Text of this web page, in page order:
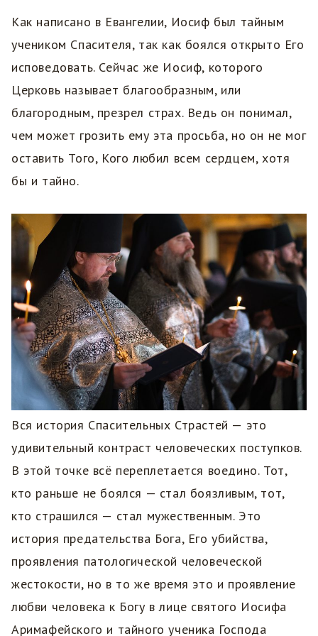
Как написано в Евангелии, Иосиф был тайным
учеником Спасителя, так как боялся открыто Его
исповедовать. Сейчас же Иосиф, которого
Церковь называет благообразным, или
благородным, презрел страх. Ведь он понимал,
чем может грозить ему эта просьба, но он не мог
оставить Того, Кого любил всем сердцем, хотя
бы и тайно.
Вся история Спасительных Страстей — это
удивительный контраст человеческих поступков.
В этой точке всё переплетается воедино. Тот,
кто раньше не боялся — стал боязливым, тот,
кто страшился — стал мужественным. Это
история предательства Бога, Его убийства,
проявления патологической человеческой
жестокости, но в то же время это и проявление
любви человека к Богу в лице святого Иосифа
Аримафейского и тайного ученика Господа